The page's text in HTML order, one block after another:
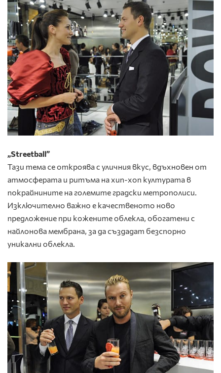
„Streetball”
Тази тема се откроява с уличния вкус, вдъхновен от
атмосферата и ритъма на хип-хоп културата в
покрайнините на големите градски метрополиси.
Изключително важно е качественото ново
предложение при кожените облекла, обогатени с
найлонова мембрана, за да създадат безспорно
уникални облекла.